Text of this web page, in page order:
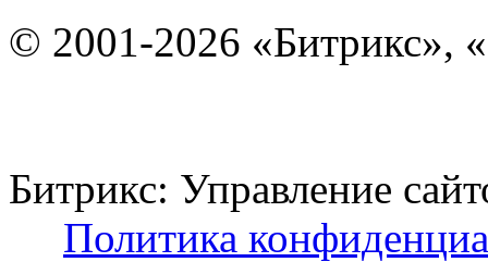
© 2001-2026 «Битрикс»,
Битрикс: Управление
Политика